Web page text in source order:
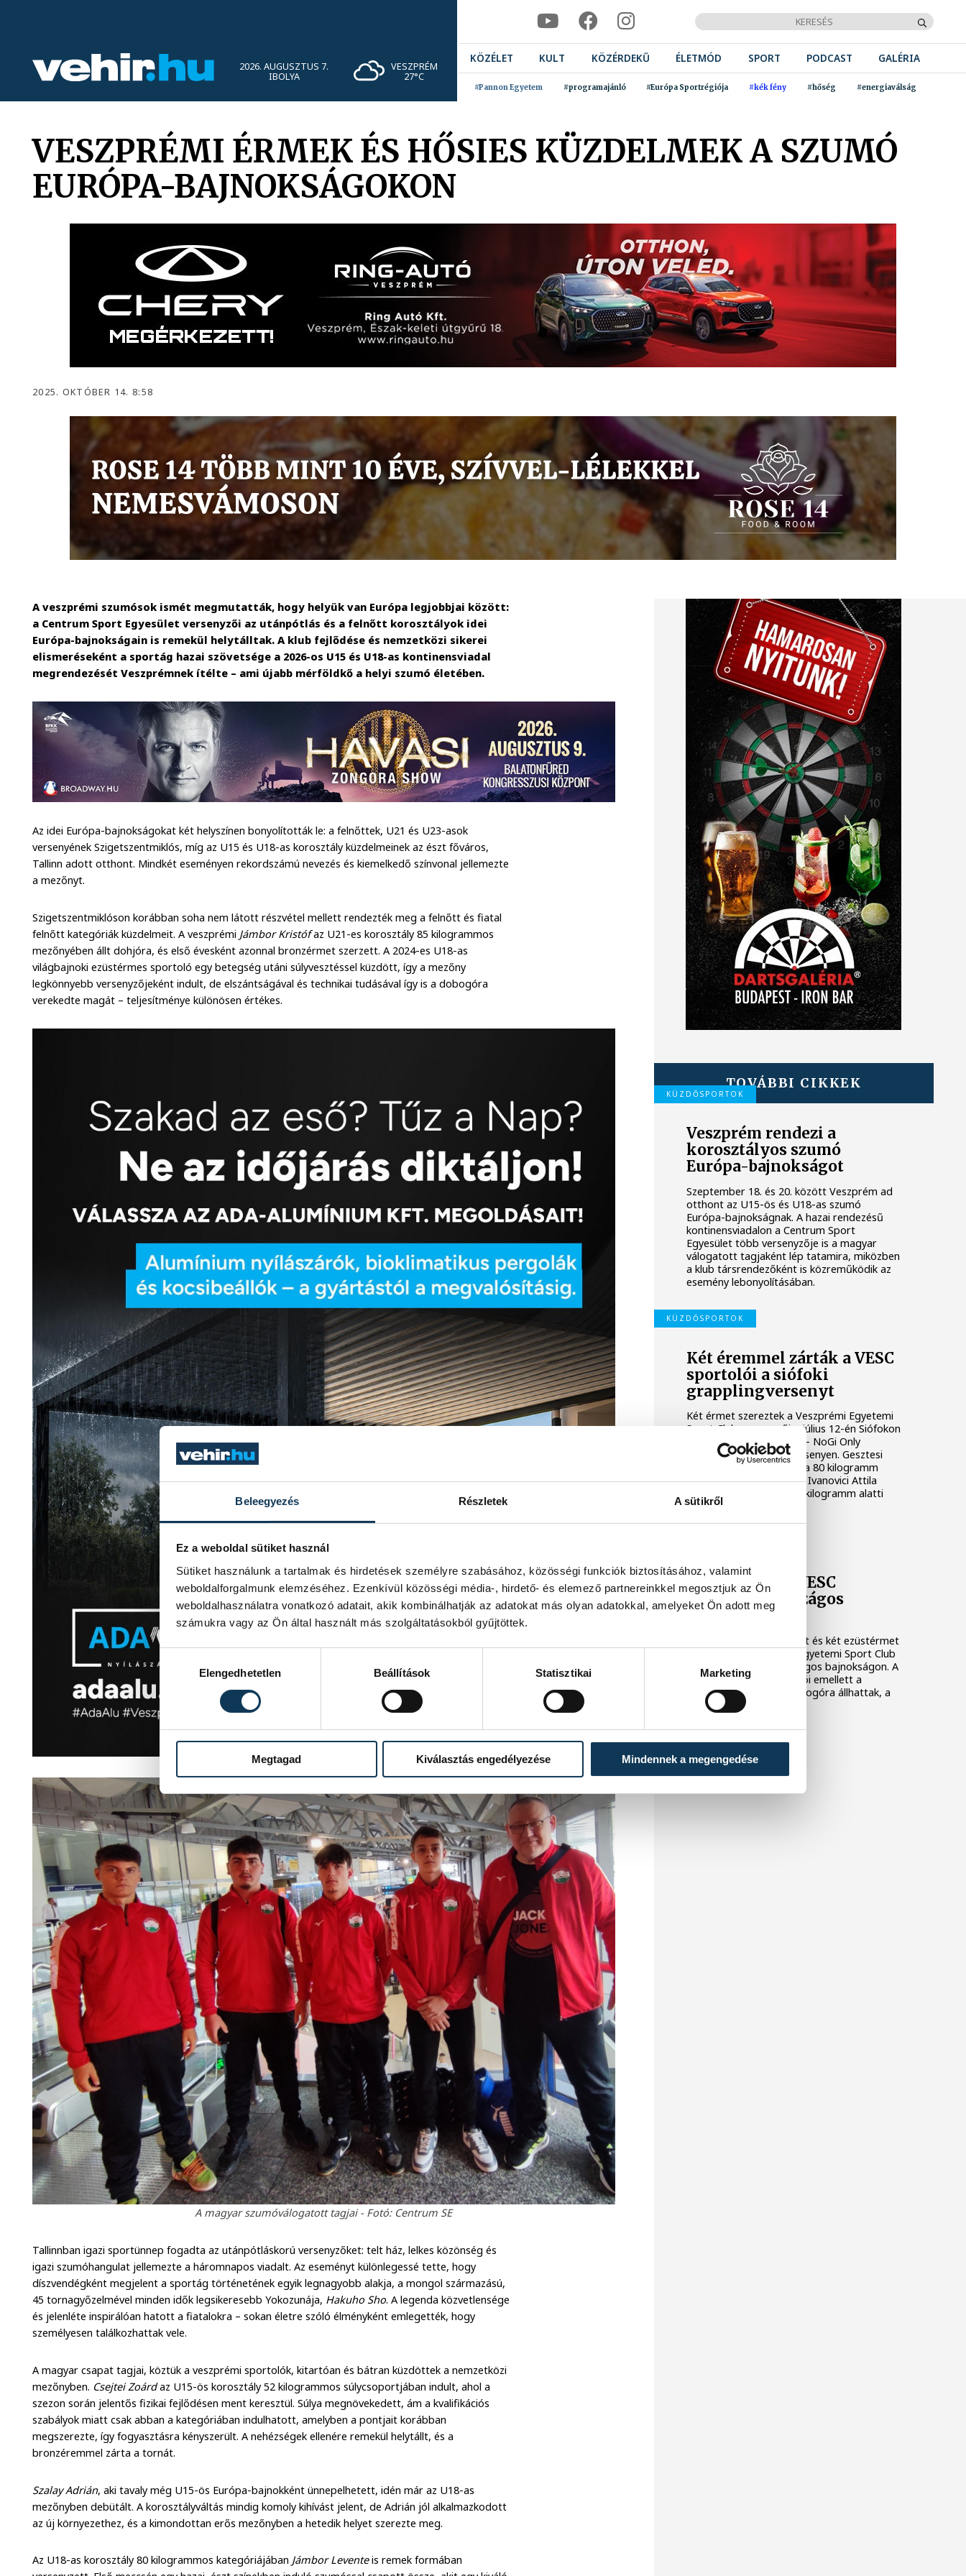
Beleegyezés Részletek A sütikről
Ez a weboldal sütiket használ
Sütiket használunk a tartalmak és hirdetések személyre szabásához, közösségi funkciók biztosításához, valamint
weboldalforgalmunk elemzéséhez. Ezenkívül közösségi média-, hirdető- és elemező partnereinkkel megosztjuk az Ön
weboldalhasználatra vonatkozó adatait, akik kombinálhatják az adatokat más olyan adatokkal, amelyeket Ön adott meg
számukra vagy az Ön által használt más szolgáltatásokból gyűjtöttek.
Elengedhetetlen
Beállítások Statisztikai Marketing
Megtagad Kiválasztás engedélyezése Mindennek a megengedése
2026. AUGUSZTUS 7.
IBOLYA
VESZPRÉM
27°C
KÖZÉLET KULT KÖZÉRDEKŰ ÉLETMÓD SPORT PODCAST GALÉRIA
#Pannon Egyetem #programajánló #Európa Sportrégiója #kék fény #hőség #energiaválság
VESZPRÉMI ÉRMEK ÉS HŐSIES KÜZDELMEK A SZUMÓ
EURÓPA-BAJNOKSÁGOKON
2025. OKTÓBER 14. 8:58
A veszprémi szumósok ismét megmutatták, hogy helyük van Európa legjobbjai között:
a Centrum Sport Egyesület versenyzői az utánpótlás és a felnőtt korosztályok idei
Európa-bajnokságain is remekül helytálltak. A klub fejlődése és nemzetközi sikerei
elismeréseként a sportág hazai szövetsége a 2026-os U15 és U18-as kontinensviadal
megrendezését Veszprémnek ítélte – ami újabb mérföldkő a helyi szumó életében.
Az idei Európa-bajnokságokat két helyszínen bonyolították le: a felnőttek, U21 és U23-asok
versenyének Szigetszentmiklós, míg az U15 és U18-as korosztály küzdelmeinek az észt főváros,
Tallinn adott otthont. Mindkét eseményen rekordszámú nevezés és kiemelkedő színvonal jellemezte
a mezőnyt.
Szigetszentmiklóson korábban soha nem látott részvétel mellett rendezték meg a felnőtt és fiatal
felnőtt kategóriák küzdelmeit. A veszprémi Jámbor Kristófaz U21-es korosztály 85 kilogrammos
mezőnyében állt dohjóra, és első évesként azonnal bronzérmet szerzett. A 2024-es U18-as
világbajnoki ezüstérmes sportoló egy betegség utáni súlyvesztéssel küzdött, így a mezőny
legkönnyebb versenyzőjeként indult, de elszántságával és technikai tudásával így is a dobogóra
verekedte magát – teljesítménye különösen értékes.
A magyar szumóválogatott tagjai - Fotó: Centrum SE
Tallinnban igazi sportünnep fogadta az utánpótláskorú versenyzőket: telt ház, lelkes közönség és
igazi szumóhangulat jellemezte a háromnapos viadalt. Az eseményt különlegessé tette, hogy
díszvendégként megjelent a sportág történetének egyik legnagyobb alakja, a mongol származású,
45 tornagyőzelmével minden idők legsikeresebb Yokozunája, Hakuho Sho. A legenda közvetlensége
és jelenléte inspirálóan hatott a fiatalokra – sokan életre szóló élményként emlegették, hogy
személyesen találkozhattak vele.
A magyar csapat tagjai, köztük a veszprémi sportolók, kitartóan és bátran küzdöttek a nemzetközi
mezőnyben. Csejtei Zoárdaz U15-ös korosztály 52 kilogrammos súlycsoportjában indult, ahol a
szezon során jelentős fizikai fejlődésen ment keresztül. Súlya megnövekedett, ám a kvalifikációs
szabályok miatt csak abban a kategóriában indulhatott, amelyben a pontjait korábban
megszerezte, így fogyasztásra kényszerült. A nehézségek ellenére remekül helytállt, és a
bronzéremmel zárta a tornát.
Szalay Adrián, aki tavaly még U15-ös Európa-bajnokként ünnepelhetett, idén már az U18-as
mezőnyben debütált. A korosztályváltás mindig komoly kihívást jelent, de Adrián jól alkalmazkodott
az új környezethez, és a kimondottan erős mezőnyben a hetedik helyet szerezte meg.
Az U18-as korosztály 80 kilogrammos kategóriájában Jámbor Leventeis remek formában
TOVÁBBI CIKKEK
KÜZDŐSPORTOK
Veszprém rendezi a
korosztályos szumó
Európa-bajnokságot
Szeptember 18. és 20. között Veszprém ad
otthont az U15-ös és U18-as szumó
Európa-bajnokságnak. A hazai rendezésű
kontinensviadalon a Centrum Sport
Egyesület több versenyzője is a magyar
válogatott tagjaként lép tatamira, miközben
a klub társrendezőként is közreműködik az
esemény lebonyolításában.
KÜZDŐSPORTOK
Két éremmel zárták a VESC
sportolói a siófoki
grapplingversenyt
Két érmet szereztek a Veszprémi Egyetemi
Sport Club versenyzői a július 12-én Siófokon
rendezett Siófok Brawls – NoGi Only
Submission grapplingversenyen. Gesztesi
Ádám aranyérmet nyert a 80 kilogramm
feletti kategóriában, míg Ivanovici Attila
bronzéremmel zárt a 80 kilogramm alatti
kezdők mezőnyében.
Remekeltek a VESC
birkózói az országos
bajnokságon
Két magyar bajnoki címet és két ezüstérmet
szereztek a Veszprémi Egyetemi Sport Club
birkózói a 2026-os országos bajnokságon. A
veszprémi klub versenyzői emellett a
csapatversenyben is dobogóra állhattak, a
harmadik helyen zártak.